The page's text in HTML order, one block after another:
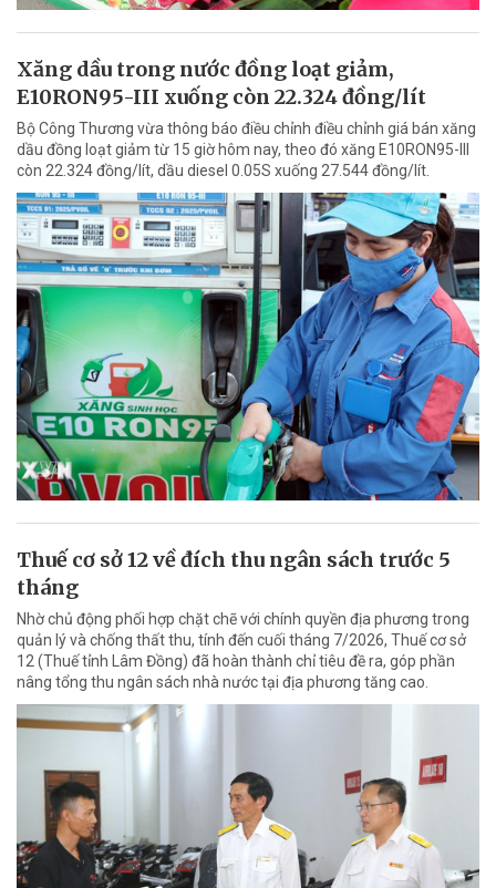
Xăng dầu trong nước đồng loạt giảm,
E10RON95-III xuống còn 22.324 đồng/lít
Bộ Công Thương vừa thông báo điều chỉnh điều chỉnh giá bán xăng
dầu đồng loạt giảm từ 15 giờ hôm nay, theo đó xăng E10RON95-III
còn 22.324 đồng/lít, dầu diesel 0.05S xuống 27.544 đồng/lít.
Thuế cơ sở 12 về đích thu ngân sách trước 5
tháng
Nhờ chủ động phối hợp chặt chẽ với chính quyền địa phương trong
quản lý và chống thất thu, tính đến cuối tháng 7/2026, Thuế cơ sở
12 (Thuế tỉnh Lâm Đồng) đã hoàn thành chỉ tiêu đề ra, góp phần
nâng tổng thu ngân sách nhà nước tại địa phương tăng cao.